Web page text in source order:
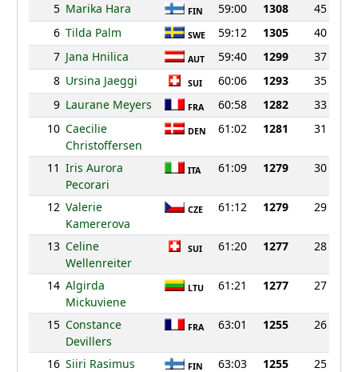
5 Marika Hara FIN 59:00 1308
45
6 Tilda Palm SWE 59:12 1305
40
7 Jana Hnilica AUT 59:40 1299
37
8 Ursina Jaeggi SUI 60:06 1293
35
9 Laurane Meyers FRA 60:58 1282
33
10 Caecilie
Christoffersen
DEN 61:02 1281 31
11 Iris Aurora
Pecorari
ITA 61:09 1279 30
12 Valerie
Kamererova
CZE 61:12 1279 29
13 Celine
Wellenreiter
SUI 61:20 1277 28
14 Algirda
Mickuviene
LTU 61:21 1277 27
15 Constance
Devillers
FRA 63:01 1255 26
16 Siiri Rasimus FIN 63:03 1255
25